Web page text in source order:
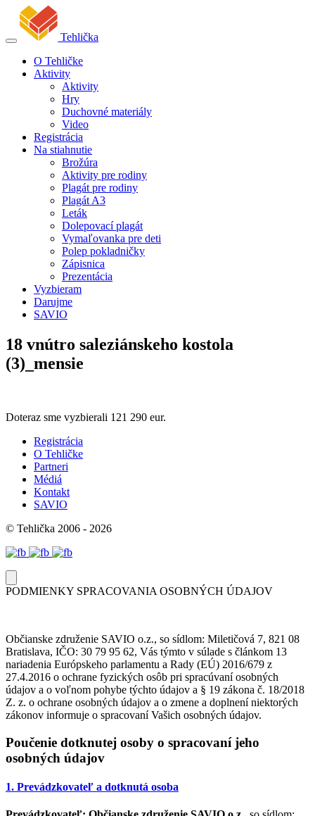
Tehlička
O Tehličke
Aktivity
Aktivity
Hry
Duchovné materiály
Video
Registrácia
Na stiahnutie
Brožúra
Aktivity pre rodiny
Plagát pre rodiny
Plagát A3
Leták
Dolepovací plagát
Vymaľovanka pre deti
Polep pokladničky
Zápisnica
Prezentácia
Vyzbieram
Darujme
SAVIO
18 vnútro saleziánskeho kostola
(3)_mensie
Doteraz sme vyzbierali 121 290 eur.
Registrácia
O Tehličke
Partneri
Médiá
Kontakt
SAVIO
© Tehlička 2006 - 2026
PODMIENKY SPRACOVANIA OSOBNÝCH ÚDAJOV
Občianske združenie SAVIO o.z., so sídlom: Miletičová 7, 821 08
Bratislava, IČO: 30 79 95 62, Vás týmto v súlade s článkom 13
nariadenia Európskeho parlamentu a Rady (EÚ) 2016/679 z
27.4.2016 o ochrane fyzických osôb pri spracúvaní osobných
údajov a o voľnom pohybe týchto údajov a § 19 zákona č. 18/2018
Z. z. o ochrane osobných údajov a o zmene a doplnení niektorých
zákonov informuje o spracovaní Vašich osobných údajov.
Poučenie dotknutej osoby o spracovaní jeho
osobných údajov
1. Prevádzkovateľ a dotknutá osoba